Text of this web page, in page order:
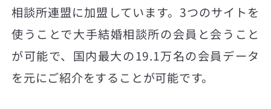
相談所連盟に加盟しています。3つのサイトを
使うことで大手結婚相談所の会員と会うこと
が可能で、国内最大の19.1万名の会員データ
を元にご紹介をすることが可能です。